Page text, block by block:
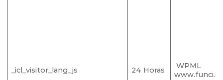
_icl_visitor_lang_js 24 Horas
WPML